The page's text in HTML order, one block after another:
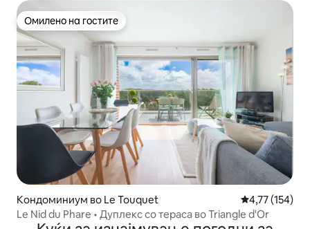
Омилено на гостите
Омилено на гостите
Кондоминиум во Le Touquet Просечна
4,77 (154)
Le Nid du Phare • Дуплекс со тераса во Triangle d'Or